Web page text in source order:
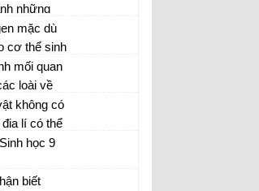
những
mặc dù
cơ thể sinh
trò quan
tiến hoá?
mối quan
loài về
thái thì
dụng các
không có
lí có thể
loài khác
Giải thích
học 9
biết